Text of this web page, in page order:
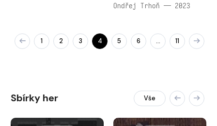
Ondřej Trhoň — 2023
1 2 3 4 5 6 … 11
Sbírky her Vše